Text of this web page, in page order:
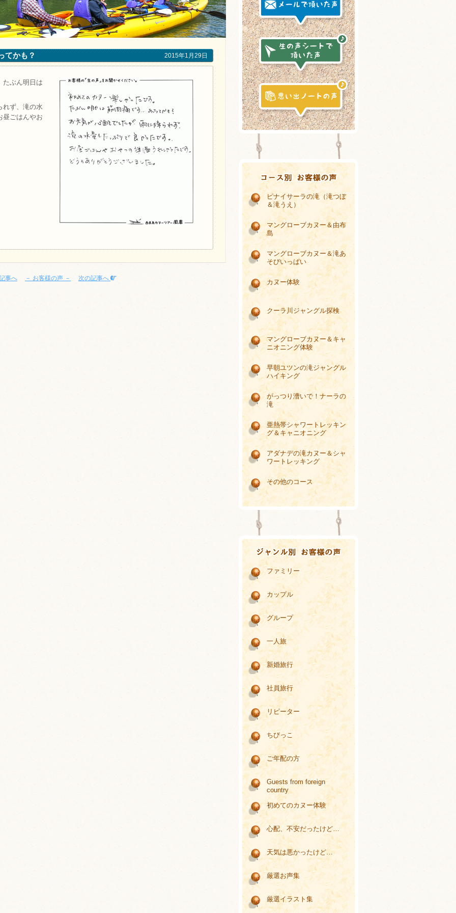
てかも？ 2015年1月29日
たぶん明日は
れず、滝の水
昼ごはんやお
事へ － お客様の声 － 次の記事へ
ピナイサーラの滝（滝つぼ
＆滝うえ）
マングローブカヌー＆由布
島
マングローブカヌー＆滝あ
そびいっぱい
カヌー体験
クーラ川ジャングル探検
マングローブカヌー＆キャ
ニオニング体験
早朝ユツンの滝ジャングル
ハイキング
がっつり漕いで！ナーラの
滝
亜熱帯シャワートレッキン
グ＆キャニオニング
アダナデの滝カヌー＆シャ
ワートレッキング
その他のコース
ファミリー
カップル
グループ
一人旅
新婚旅行
社員旅行
リピーター
ちびっこ
ご年配の方
Guests from foreign
country
初めてのカヌー体験
心配、不安だったけど…
天気は悪かったけど…
厳選お声集
厳選イラスト集